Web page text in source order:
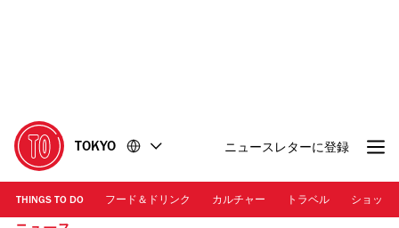
に
移
動
移
動
TOKYO ニュースレターに登録
THINGS TO DO フード＆ドリンク カルチャー トラベル ショッピ